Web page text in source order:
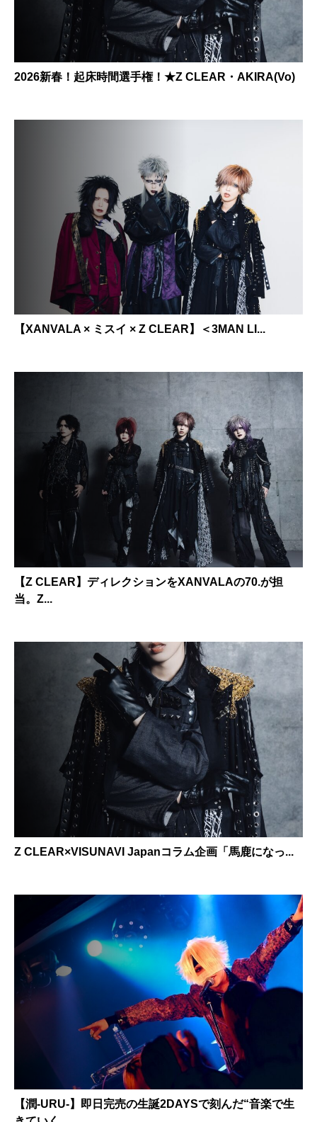
2026新春！起床時間選手権！★Z CLEAR・AKIRA(Vo)
【XANVALA × ミスイ × Z CLEAR】＜3MAN LI...
【Z CLEAR】ディレクションをXANVALAの70.が担
当。Z...
Z CLEAR×VISUNAVI Japanコラム企画「馬鹿になっ...
【潤-URU-】即日完売の生誕2DAYSで刻んだ“音楽で生